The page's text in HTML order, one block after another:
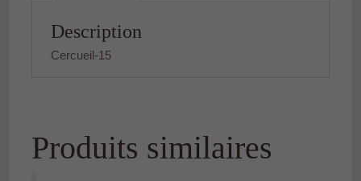
Description
Cercueil-15
Produits similaires